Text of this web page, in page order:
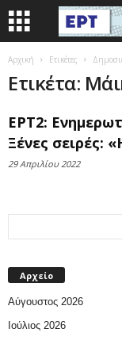
Αρχική Ετικέτες
Ετικέτα:
ΕΡΤ2:
Ξένες σειρές:
29 Απριλίου 2022
Αρχείο
Αύγουστος 2026
Ιούλιος 2026